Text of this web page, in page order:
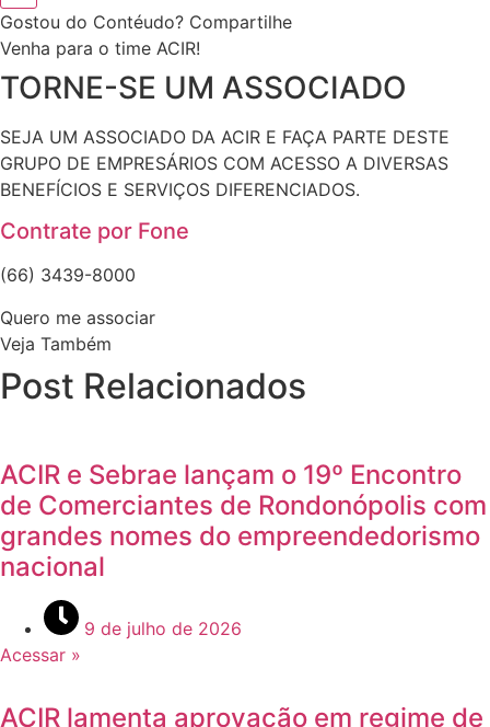
Gostou do Contéudo? Compartilhe
Venha para o time ACIR!
TORNE-SE UM ASSOCIADO
SEJA UM ASSOCIADO DA ACIR E FAÇA PARTE DESTE
GRUPO DE EMPRESÁRIOS COM ACESSO A DIVERSAS
BENEFÍCIOS E SERVIÇOS DIFERENCIADOS.
Contrate por Fone
(66) 3439-8000
Quero me associar
Veja Também
Post Relacionados
ACIR e Sebrae lançam o 19º Encontro
de Comerciantes de Rondonópolis com
grandes nomes do empreendedorismo
nacional
9 de julho de 2026
Acessar »
ACIR lamenta aprovação em regime de